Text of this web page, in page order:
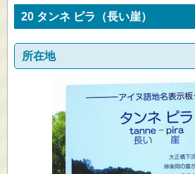
市政情報
20 タンネ ピラ（長い崖）
所在地